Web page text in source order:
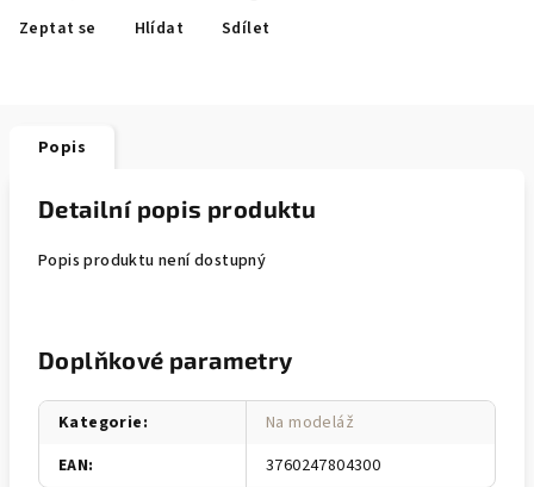
Zeptat se Hlídat Sdílet
Popis
Detailní popis produktu
Popis produktu není dostupný
Doplňkové parametry
Kategorie:
Na modeláž
EAN: 3760247804300